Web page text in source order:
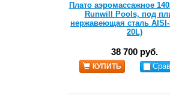
Плато аэромассажное
Runwill Pools, под
нержавеющая сталь AISI-
20L)
38 700 руб.
КУПИТЬ